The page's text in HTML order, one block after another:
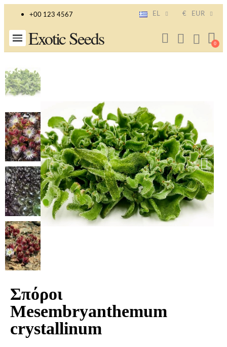
+00 123 4567 EL € EUR
Exotic Seeds
Σπόροι
Mesembryanthemum
crystallinum